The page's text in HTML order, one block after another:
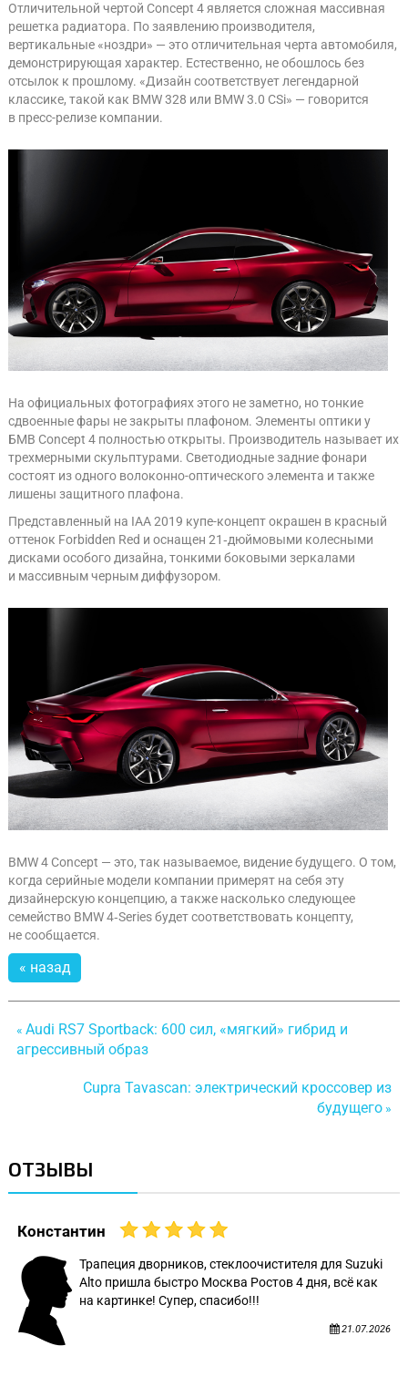
Отличительной чертой Concept 4 является сложная массивная
решетка радиатора. По заявлению производителя,
вертикальные «ноздри» — это отличительная черта автомобиля,
демонстрирующая характер. Естественно, не обошлось без
отсылок к прошлому. «Дизайн соответствует легендарной
классике, такой как BMW 328 или BMW 3.0 CSi» — говорится
в пресс-релизе компании.
На официальных фотографиях этого не заметно, но тонкие
сдвоенные фары не закрыты плафоном. Элементы оптики у
БМВ Concept 4 полностью открыты. Производитель называет их
трехмерными скульптурами. Светодиодные задние фонари
состоят из одного волоконно-оптического элемента и также
лишены защитного плафона.
Представленный на IAA 2019 купе-концепт окрашен в красный
оттенок Forbidden Red и оснащен 21‑дюймовыми колесными
дисками особого дизайна, тонкими боковыми зеркалами
и массивным черным диффузором.
BMW 4 Concept — это, так называемое, видение будущего. О том,
когда серийные модели компании примерят на себя эту
дизайнерскую концепцию, а также насколько следующее
семейство BMW 4‑Series будет соответствовать концепту,
не сообщается.
« назад
« Audi RS7 Sportback: 600 сил, «мягкий» гибрид и
агрессивный образ
Cupra Tavascan: электрический кроссовер из
будущего »
ОТЗЫВЫ
Константин
Трапеция дворников, стеклоочистителя для Suzuki
Alto пришла быстро Москва Ростов 4 дня, всё как
на картинке! Супер, спасибо!!!
21.07.2026